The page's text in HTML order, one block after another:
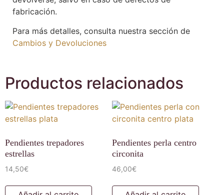
fabricación.
Para más detalles, consulta nuestra sección de
Cambios y Devoluciones
Productos relacionados
Pendientes trepadores
estrellas
14,50€
Pendientes perla centro
circonita
46,00€